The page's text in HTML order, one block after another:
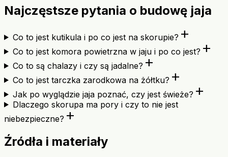
Najczęstsze pytania o budowę jaja
Co to jest kutikula i po co jest na skorupie? add
Co to jest komora powietrzna w jaju i po co jest? add
Co to są chalazy i czy są jadalne? add
Co to jest tarczka zarodkowa na żółtku? add
Jak po wyglądzie jaja poznać, czy jest świeże? add
Dlaczego skorupa ma pory i czy to nie jest
niebezpieczne? add
Źródła i materiały